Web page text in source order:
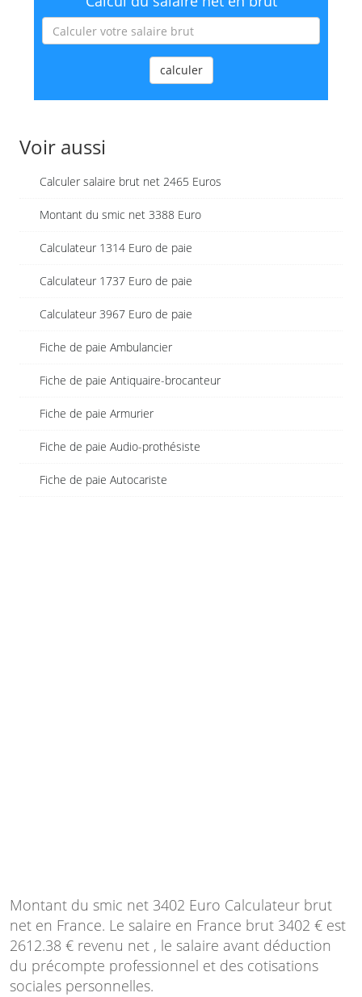
calculer
Voir aussi
Calculer salaire brut net 2465 Euros
Montant du smic net 3388 Euro
Calculateur 1314 Euro de paie
Calculateur 1737 Euro de paie
Calculateur 3967 Euro de paie
Fiche de paie Ambulancier
Fiche de paie Antiquaire-brocanteur
Fiche de paie Armurier
Fiche de paie Audio-prothésiste
Fiche de paie Autocariste
Montant du smic net 3402 Euro Calculateur brut
net en France. Le salaire en France brut 3402 € est
2612.38 € revenu net , le salaire avant déduction
du précompte professionnel et des cotisations
sociales personnelles.